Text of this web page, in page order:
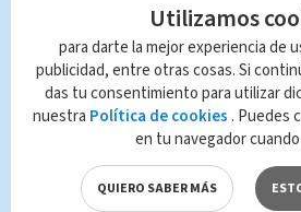
Telediario En
Brenes, 07 de
Utilizamos
para darte la mejor experiencia de
publicidad, entre otras cosas. Si
das tu consentimiento para utilizar
nuestra Política de cookies . Puedes
en tu navegador
QUIERO SABER MÁS